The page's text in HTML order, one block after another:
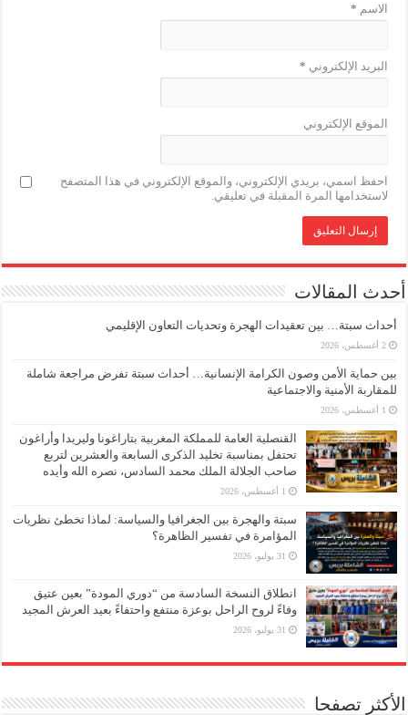
الاسم *
البريد الإلكتروني *
الموقع الإلكتروني
احفظ اسمي، بريدي الإلكتروني، والموقع الإلكتروني في هذا المتصفح
لاستخدامها المرة المقبلة في تعليقي.
أحدث المقالات
أحداث سبتة… بين تعقيدات الهجرة وتحديات التعاون الإقليمي
2 أغسطس، 2026
بين حماية الأمن وصون الكرامة الإنسانية… أحداث سبتة تفرض مراجعة شاملة
للمقاربة الأمنية والاجتماعية
1 أغسطس، 2026
القنصلية العامة للمملكة المغربية بتاراغونا وليريدا وأراغون
تحتفل بمناسبة تخليد الذكرى السابعة والعشرين لتربع
صاحب الجلالة الملك محمد السادس، نصره الله وأيده
1 أغسطس، 2026
سبتة والهجرة بين الجغرافيا والسياسة: لماذا تخطئ نظريات
المؤامرة في تفسير الظاهرة؟
31 يوليو، 2026
انطلاق النسخة السادسة من “دوري المودة” بعين عتيق
وفاءً لروح الراحل بوعزة منتفع واحتفاءً بعيد العرش المجيد
31 يوليو، 2026
الأكثر تصفحا